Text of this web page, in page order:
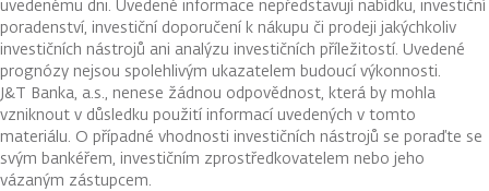
uvedenému dni. Uvedené informace nepředstavují nabídku, investiční
poradenství, investiční doporučení k nákupu či prodeji jakýchkoliv
investičních nástrojů ani analýzu investičních příležitostí. Uvedené
prognózy nejsou spolehlivým ukazatelem budoucí výkonnosti.
J&T Banka, a.s., nenese žádnou odpovědnost, která by mohla
vzniknout v důsledku použití informací uvedených v tomto
materiálu. O případné vhodnosti investičních nástrojů se poraďte se
svým bankéřem, investičním zprostředkovatelem nebo jeho
vázaným zástupcem.